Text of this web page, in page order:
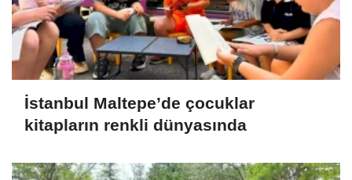
İstanbul Maltepe’de çocuklar
kitapların renkli dünyasında